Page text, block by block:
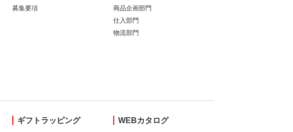
募集要項
商品企画部門
仕入部門
物流部門
ギフトラッピング WEBカタログ